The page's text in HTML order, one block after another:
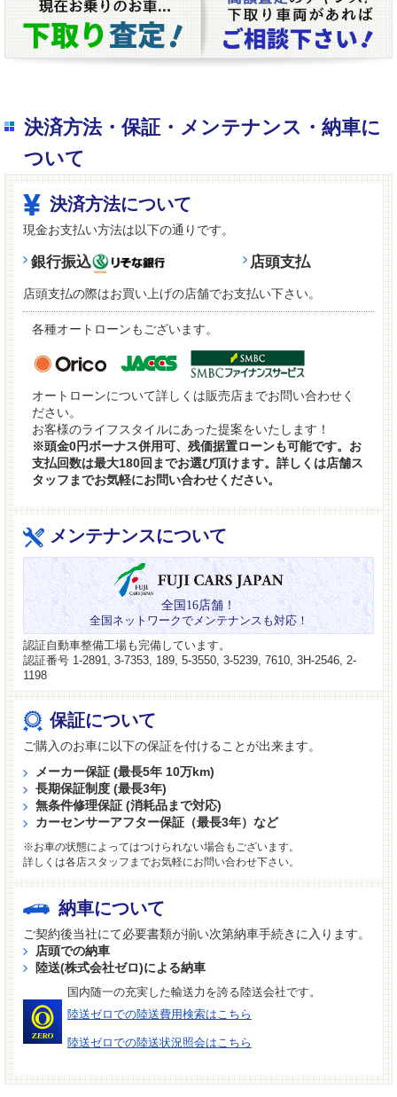
決済方法・保証・メンテナンス・納車に
ついて
決済方法について
現金お支払い方法は以下の通りです。
銀行振込 店頭支払
店頭支払の際はお買い上げの店舗でお支払い下さい。
各種オートローンもございます。
オートローンについて詳しくは販売店までお問い合わせく
ださい。
お客様のライフスタイルにあった提案をいたします！
※頭金0円ボーナス併用可、残価据置ローンも可能です。お
支払回数は最大180回までお選び頂けます。詳しくは店舗ス
タッフまでお気軽にお問い合わせください。
メンテナンスについて
全国16店舗！
全国ネットワークでメンテナンスも対応！
認証自動車整備工場も完備しています。
認証番号 1-2891, 3-7353, 189, 5-3550, 3-5239, 7610, 3H-2546, 2-
1198
保証について
ご購入のお車に以下の保証を付けることが出来ます。
メーカー保証 (最長5年 10万km)
長期保証制度 (最長3年)
無条件修理保証 (消耗品まで対応)
カーセンサーアフター保証（最長3年）など
※お車の状態によってはつけられない場合もございます。
詳しくは各店スタッフまでお気軽にお問い合わせ下さい。
納車について
ご契約後当社にて必要書類が揃い次第納車手続きに入ります。
店頭での納車
陸送(株式会社ゼロ)による納車
国内随一の充実した輸送力を誇る陸送会社です。
陸送ゼロでの陸送費用検索はこちら
陸送ゼロでの陸送状況照会はこちら